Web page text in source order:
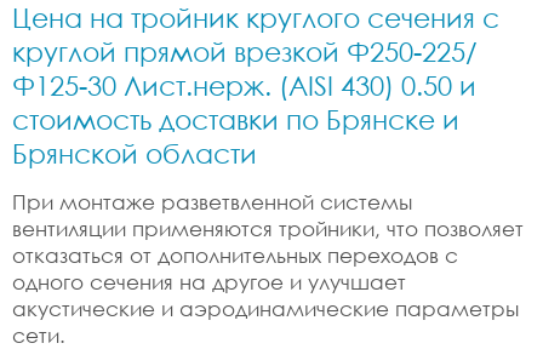
Цена на тройник круглого сечения с
круглой прямой врезкой Ф250-225/
Ф125-30 Лист.нерж. (AISI 430) 0.50 и
стоимость доставки по Брянске и
Брянской области
При монтаже разветвленной системы
вентиляции применяются тройники, что позволяет
отказаться от дополнительных переходов с
одного сечения на другое и улучшает
акустические и аэродинамические параметры
сети.